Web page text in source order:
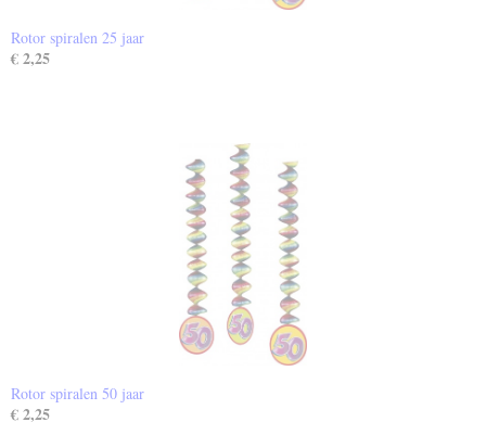
Rotor spiralen 25 jaar
€ 2,25
Rotor spiralen 50 jaar
€ 2,25